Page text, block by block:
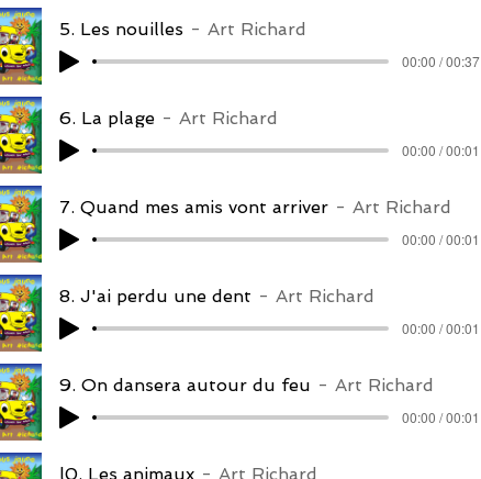
5. Les nouilles Art Richard
00:00 / 00:37
6. La plage Art Richard
00:00 / 00:01
7. Quand mes amis vont arriver Art Richard
00:00 / 00:01
8. J'ai perdu une dent Art Richard
00:00 / 00:01
9. On dansera autour du feu Art Richard
00:00 / 00:01
l0. Les animaux Art Richard